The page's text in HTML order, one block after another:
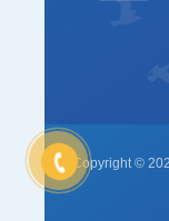
Copyright ©